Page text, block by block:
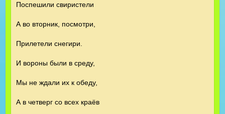
Поспешили свиристели
А во вторник, посмотри,
Прилетели снегири.
И вороны были в среду,
Мы не ждали их к обеду,
А в четверг со всех краёв